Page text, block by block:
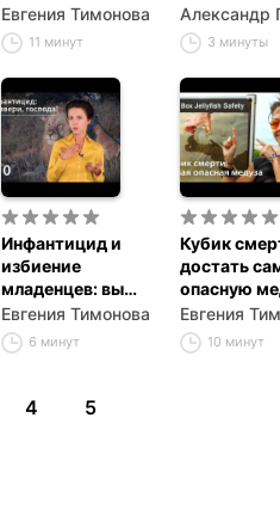
проверенных
способов
Евгения Тимонова
11 минут
Александр
3 минуты
Инфантицид и
избиение
младенцев: вы
звери, господа!
Евгения Тимонова
6 минут
Кубик
достать
опасную
(и выжить)
Евгения
10 минут
4 5